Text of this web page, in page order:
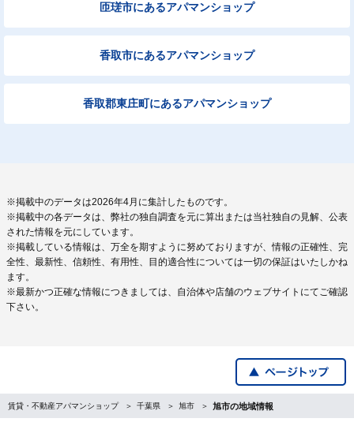
匝瑳市にあるアパマンショップ
香取市にあるアパマンショップ
香取郡東庄町にあるアパマンショップ
※掲載中のデータは2026年4月に集計したものです。
※掲載中の各データは、弊社の独自調査を元に算出または当社独自の見解、公表
された情報を元にしています。
※掲載している情報は、万全を期すように努めておりますが、情報の正確性、完
全性、最新性、信頼性、有用性、目的適合性については一切の保証はいたしかね
ます。
※最新かつ正確な情報につきましては、自治体や店舗のウェブサイトにてご確認
下さい。
賃貸・不動産アパマンショップ 千葉県 旭市 旭市の地域情報